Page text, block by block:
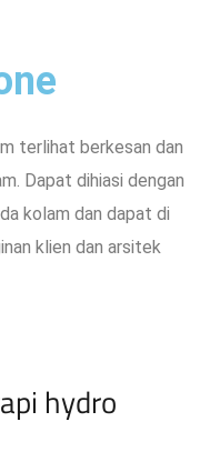
terlihat berkesan dan
Dapat dihiasi dengan
kolam dan dapat di
klien dan arsitek
hydro